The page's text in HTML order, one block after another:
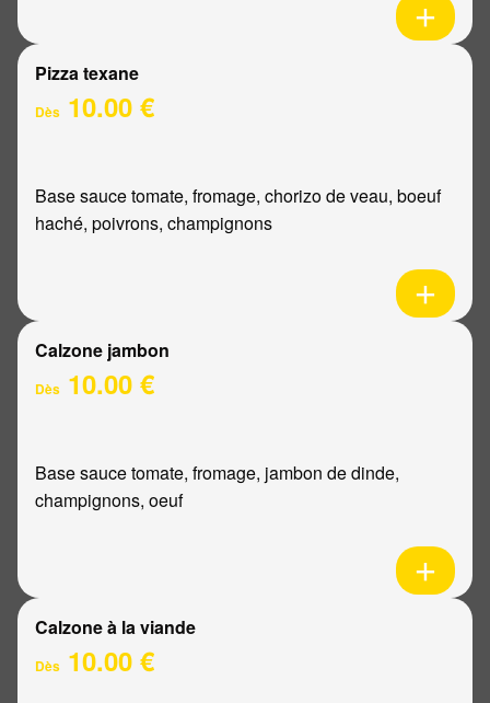
Pizza texane
Dès 10.00 €
Base sauce tomate, fromage, chorizo de veau, boeuf
haché, poivrons, champignons
Calzone jambon
Dès 10.00 €
Base sauce tomate, fromage, jambon de dinde,
champignons, oeuf
Calzone à la viande
Dès 10.00 €